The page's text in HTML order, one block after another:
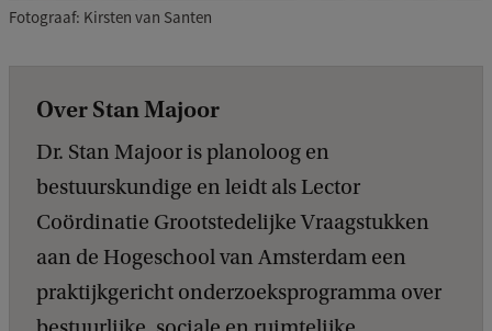
Fotograaf: Kirsten van Santen
Over Stan Majoor
Dr. Stan Majoor is planoloog en
bestuurskundige en leidt als Lector
Coördinatie Grootstedelijke Vraagstukken
aan de Hogeschool van Amsterdam een
praktijkgericht onderzoeksprogramma over